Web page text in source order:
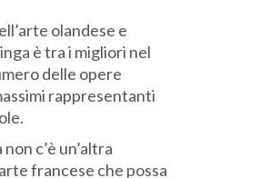
olandese e
è tra i migliori nel
delle opere
rappresentanti
c’è un’altra
francese che possa